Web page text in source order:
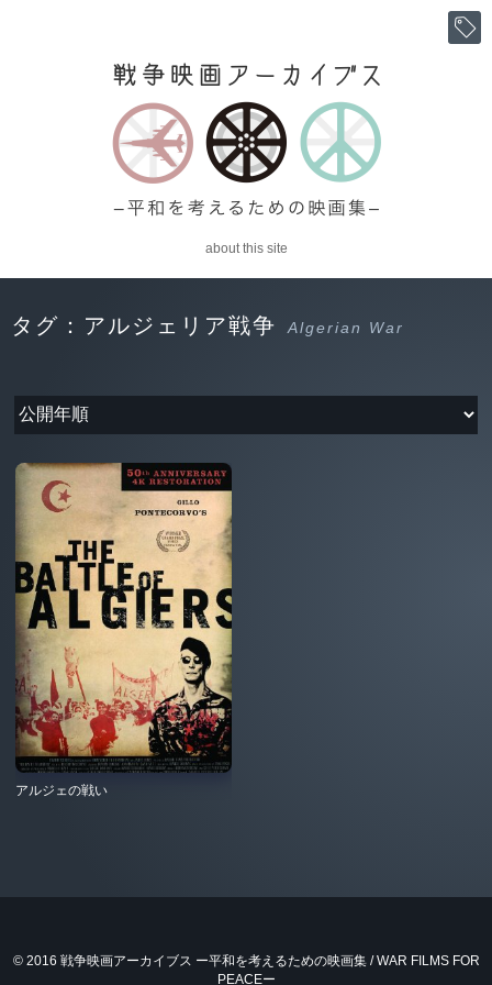
about this site
タグ：アルジェリア戦争 Algerian War
アルジェの戦い
© 2016 戦争映画アーカイブス ー平和を考えるための映画集 / WAR FILMS FOR
PEACEー